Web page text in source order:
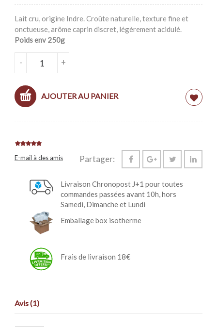
Lait cru, origine Indre. Croûte naturelle, texture fine et
onctueuse, arôme caprin discret, légèrement acidulé.
Poids env 250g
-
AOP
+
AJOUTER AU PANIER
E-mail à des amis Partager:
Livraison Chronopost J+1 pour toutes
commandes passées avant 10h, hors
Samedi, Dimanche et Lundi
Emballage box isotherme
Frais de livraison 18€
Avis (1)